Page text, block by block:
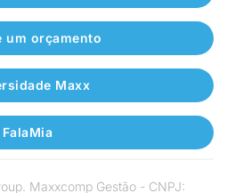
um orçamento
Maxx
FalaMia
Maxxcomp Gestão - CNPJ: